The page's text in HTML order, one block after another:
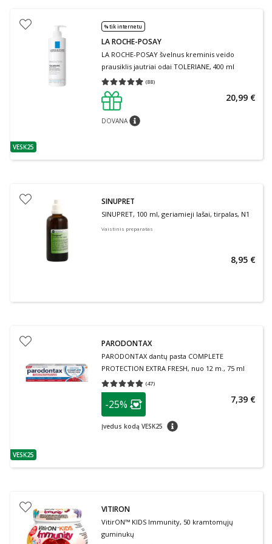
patarimas
VESK25
% tik internetu
LA ROCHE-POSAY
LA ROCHE-POSAY švelnus kreminis veido
prausiklis jautriai odai TOLERIANE, 400 ml
(88)
Vidutinis įvertinimas 4.91
DOVANApatarimas
20,99 €
SINUPRET
SINUPRET, 100 ml, geriamieji lašai, tirpalas, N1
Vaistinis preparatas
8,95 €
patarimas
VESK25
PARODONTAX
PARODONTAX dantų pasta COMPLETE
PROTECTION EXTRA FRESH, nuo 12 m., 75 ml
(47)
Vidutinis įvertinimas 4.79
patarimas
Lojalumo klubo narių nuolaida
-25%
Įvedus kodą VESK25 patarimas
7,39 €
VITIRON
VitirON™ KIDS Immunity, 50 kramtomųjų
guminukų